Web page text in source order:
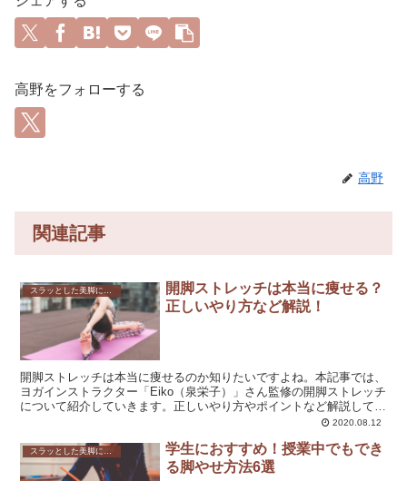
高野をフォローする
高野
関連記事
開脚ストレッチは本当に痩せる？
正しいやり方など解説！
開脚ストレッチは本当に痩せるのか知りたいですよね。本記事では、
ヨガインストラクター「Eiko（泉栄子）」さん監修の開脚ストレッチ
について紹介していきます。正しいやり方やポイントなど解説してい
2020.08.12
スラッとした美脚になれる！脚やせダイエットの方法を解説！
学生におすすめ！授業中でもでき
る脚やせ方法6選